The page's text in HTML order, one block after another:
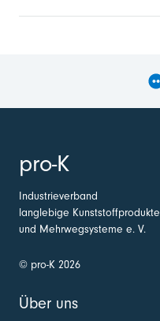
pro-K
Industrieverband
langlebige Kunststoffprodukte
und Mehrwegsysteme e. V.
© pro-K 2026
Über uns